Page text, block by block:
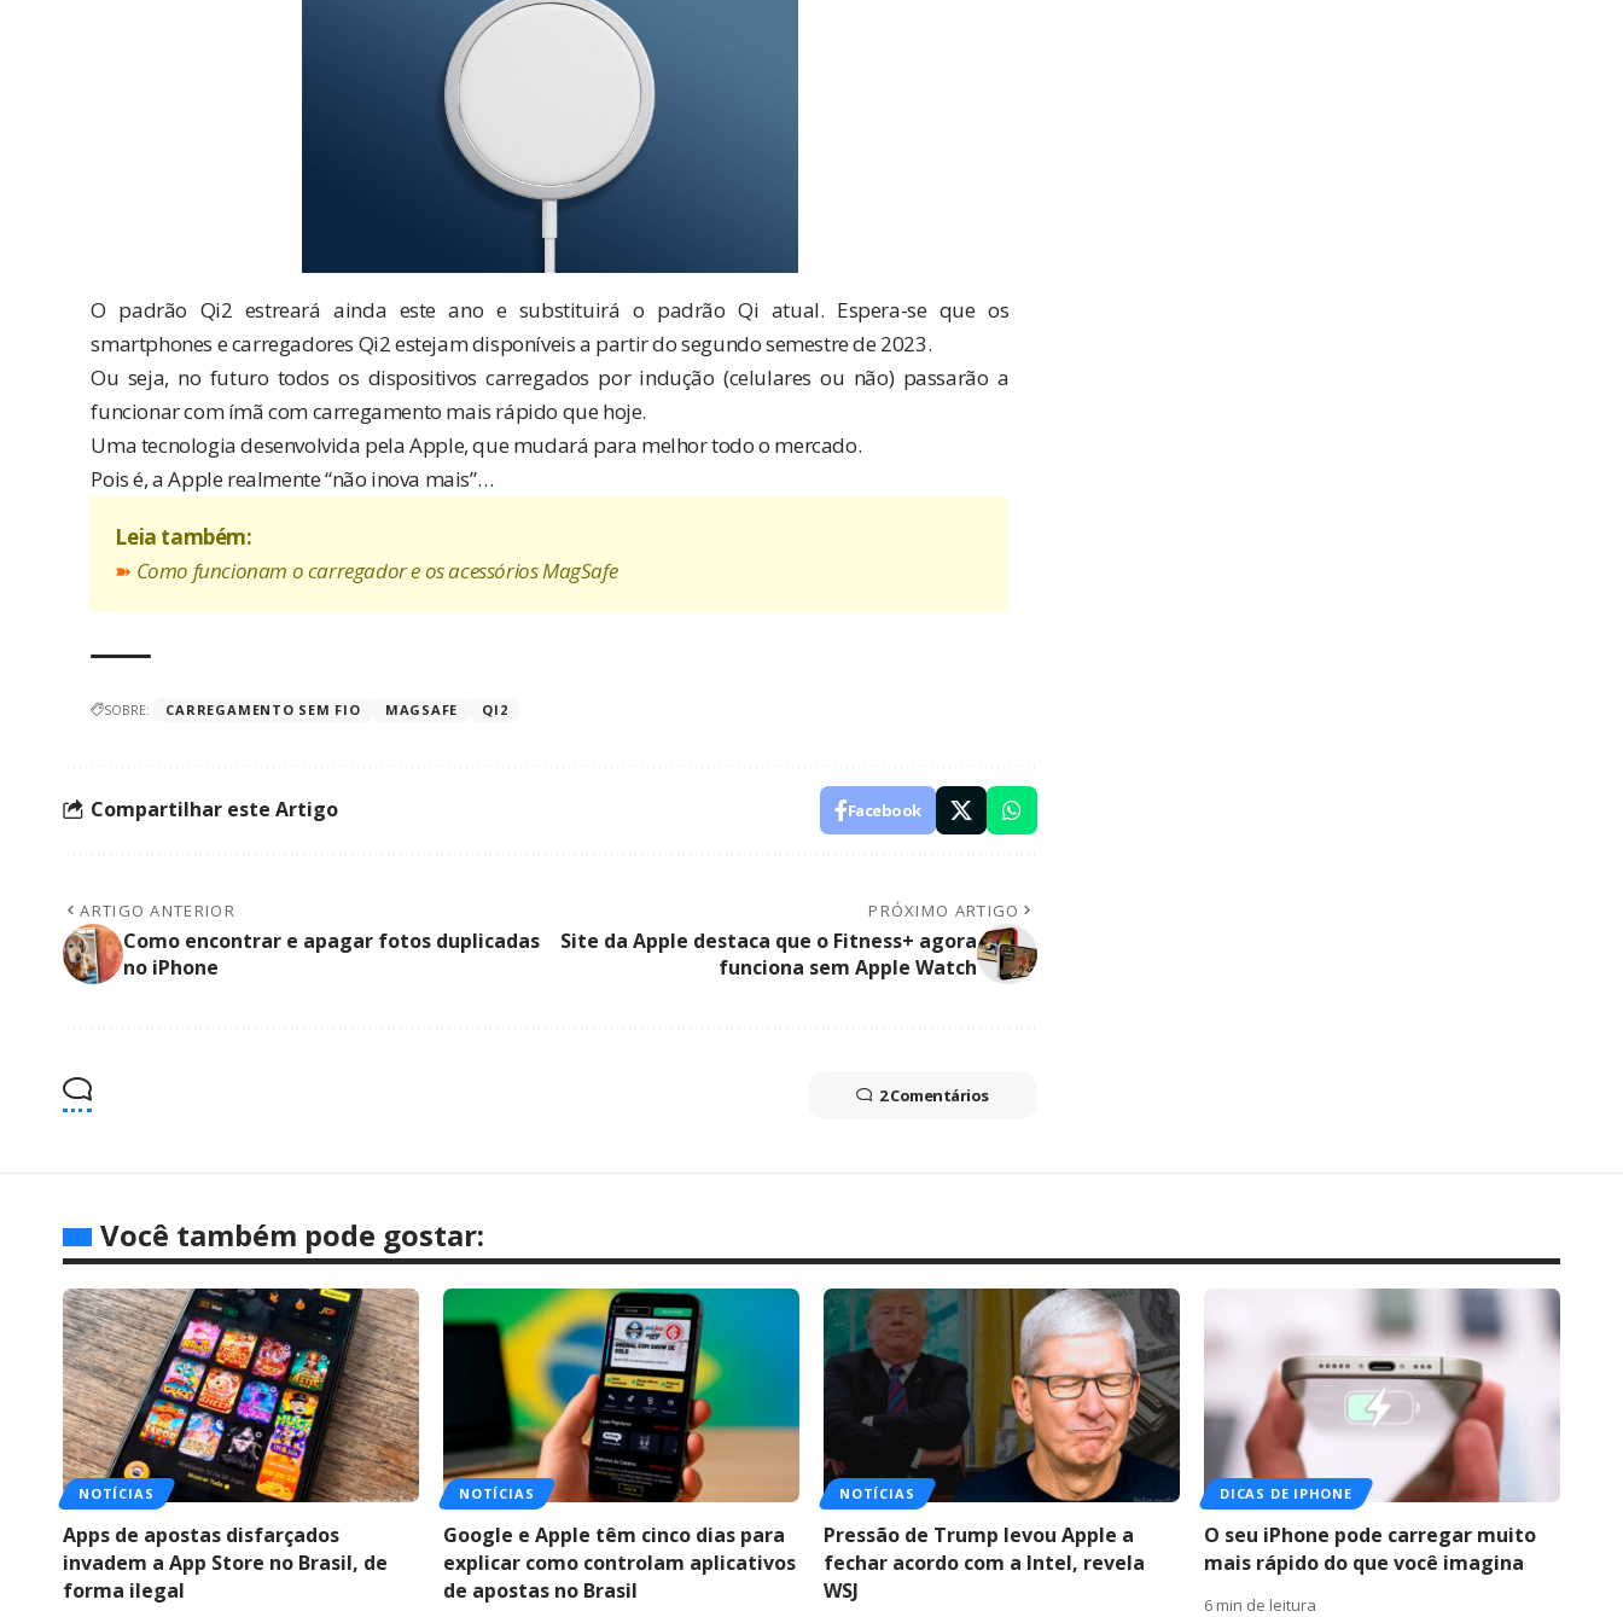
O padrão Qi2 estreará ainda este ano e substituirá o padrão Qi atual. Espera-se que os
smartphones e carregadores Qi2 estejam disponíveis a partir do segundo semestre de 2023.
Ou seja, no futuro todos os dispositivos carregados por indução (celulares ou não) passarão a
funcionar com ímã com carregamento mais rápido que hoje.
Uma tecnologia desenvolvida pela Apple, que mudará para melhor todo o mercado.
Pois é, a Apple realmente “não inova mais”…
Leia também:
➽ Como funcionam o carregador e os acessórios MagSafe
SOBRE: CARREGAMENTO SEM FIO MAGSAFE QI2
Compartilhar este Artigo Facebook
ARTIGO ANTERIOR
Como encontrar e apagar fotos duplicadas
no iPhone
PRÓXIMO ARTIGO
Site da Apple destaca que o Fitness+ agora
funciona sem Apple Watch
2 Comentários
Você também pode gostar:
NOTÍCIAS
Apps de apostas disfarçados
invadem a App Store no Brasil, de
forma ilegal
NOTÍCIAS
Google e Apple têm cinco dias para
explicar como controlam aplicativos
de apostas no Brasil
NOTÍCIAS
Pressão de Trump levou Apple a
fechar acordo com a Intel, revela
WSJ
DICAS DE IPHONE
O seu iPhone pode carregar muito
mais rápido do que você imagina
6 min de leitura